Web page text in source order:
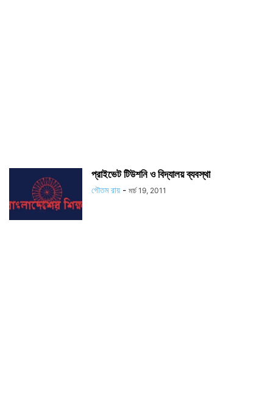
প্রাইভেট টিউশনি ও বিদ্যালয় ব্যবস্থা
গৌতম রায় - মার্চ 19, 2011